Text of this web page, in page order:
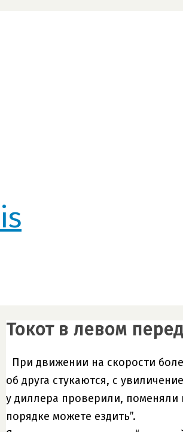
Токот в левом
При движении на скорости
об друга стукаются, с
у диллера проверили, поменяли
порядке можете ездить”.